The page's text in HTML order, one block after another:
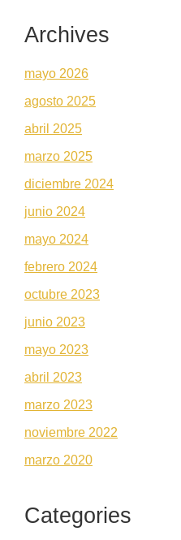
Archives
mayo 2026
agosto 2025
abril 2025
marzo 2025
diciembre 2024
junio 2024
mayo 2024
febrero 2024
octubre 2023
junio 2023
mayo 2023
abril 2023
marzo 2023
noviembre 2022
marzo 2020
Categories